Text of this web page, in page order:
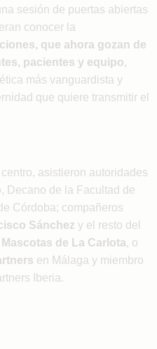
sesión de puertas abiertas
conocer la
que ahora gozan de
pacientes y equipo,
más vanguardista y
que quiere transmitir el
asistieron autoridades
, Decano de la Facultad de
Córdoba; compañeros
Sánchez y el resto del
de La Carlota, o
en Málaga y miembro
Iberia.